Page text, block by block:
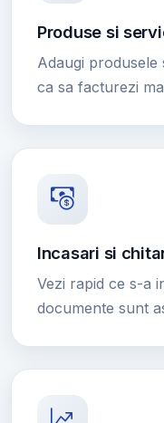
Produse si
Adaugi
ca sa facturezi
Incasari si
Vezi rapid ce s-a
documente sunt